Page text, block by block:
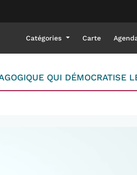
Catégories Carte
QUI DÉMOCRATISE